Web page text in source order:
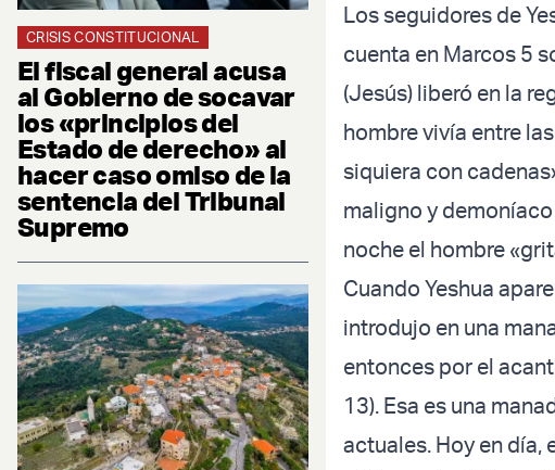
CRISIS CONSTITUCIONAL
El fiscal general acusa
al Gobierno de socavar
los «principios del
Estado de derecho» al
hacer caso omiso de la
sentencia del Tribunal
Supremo
Los seguidores de
cuenta en Marcos 5
(Jesús) liberó en la
hombre vivía entre
siquiera con
maligno y
noche el hombre
Cuando Yeshua
introdujo en una
entonces por el
13). Esa es una
actuales. Hoy en día,